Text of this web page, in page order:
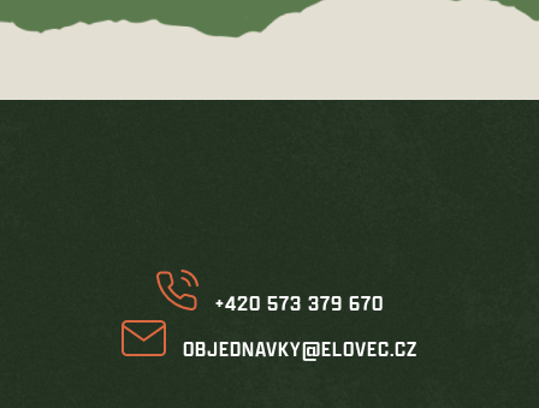
+420 573 379 670
OBJEDNAVKY@ELOVEC.CZ